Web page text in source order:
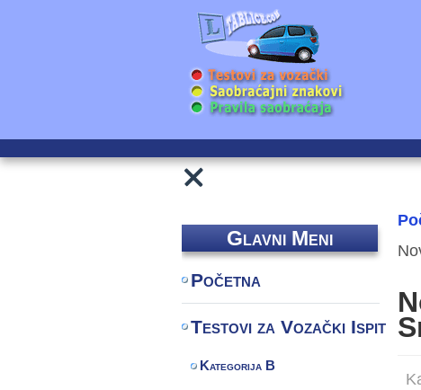
Glavni Meni
Početna
Testovi za Vozački Ispit
Kategorija B